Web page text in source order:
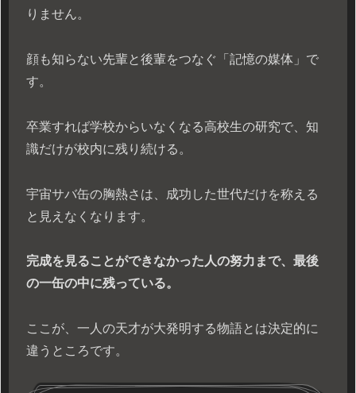
りません。
顔も知らない先輩と後輩をつなぐ「記憶の媒体」で
す。
卒業すれば学校からいなくなる高校生の研究で、知
識だけが校内に残り続ける。
宇宙サバ缶の胸熱さは、成功した世代だけを称える
と見えなくなります。
完成を見ることができなかった人の努力まで、最後
の一缶の中に残っている。
ここが、一人の天才が大発明する物語とは決定的に
違うところです。